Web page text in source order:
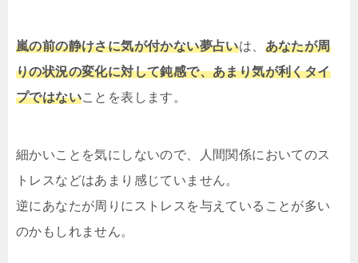
嵐の前の静けさに気が付かない夢占いは、 あなたが周
りの状況の変化に対して鈍感で、あまり気が利くタイ
プではないことを表します。
細かいことを気にしないので、人間関係においてのス
トレスなどはあまり感じていません。
逆にあなたが周りにストレスを与えていることが多い
のかもしれません。